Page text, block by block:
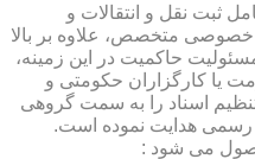
ثبت نقل و انتقالات و
متخصص، علاوه بر بالا
حاکمیت در این زمینه،
یا کارگزاران حکومتی و
اسناد را به سمت گروهی
رسمی هدایت نموده است.
می شود :